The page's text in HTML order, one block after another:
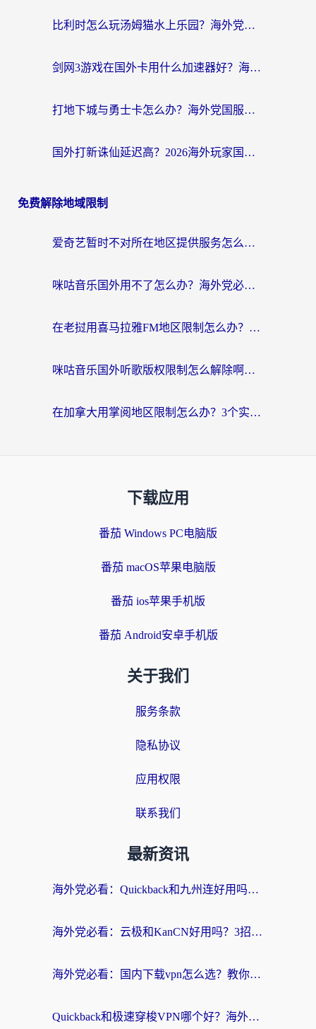
比利时怎么玩汤姆猫水上乐园？海外党国服游戏加速终极指南（附无畏契约食之契约解决办法）
剑网3游戏在国外卡用什么加速器好？海外党亲测有效的国服游戏加速指南
打地下城与勇士卡怎么办？海外党国服游戏加速终极指南（附北美欧洲实测）
国外打新诛仙延迟高？2026海外玩家国服游戏加速器终极指南（附天龙八部闪耀暖暖实测）
免费解除地域限制
爱奇艺暂时不对所在地区提供服务怎么办？海外党亲测有效的追剧解决方案
咪咕音乐国外用不了怎么办？海外党必备的国内内容访问全攻略
在老挝用喜马拉雅FM地区限制怎么办？海外党亲测有效的回国加速方案
咪咕音乐国外听歌版权限制怎么解除啊？海外党亲测有效的回国加速方案
在加拿大用掌阅地区限制怎么办？3个实用技巧帮你轻松解决（附海外华人必备工具）
下载应用
番茄 Windows PC电脑版
番茄 macOS苹果电脑版
番茄 ios苹果手机版
番茄 Android安卓手机版
关于我们
服务条款
隐私协议
应用权限
联系我们
最新资讯
海外党必看：Quickback和九州连好用吗？3步选对回国加速器实现无缝刷国内资源
海外党必看：云极和KanCN好用吗？3招教你选对回国加速器（附免费VPN避坑指南）
海外党必看：国内下载vpn怎么选？教你无缝访问国内资源的实用指南
Quickback和极速穿梭VPN哪个好？海外党亲测3招选对回国加速器，看这篇就够了